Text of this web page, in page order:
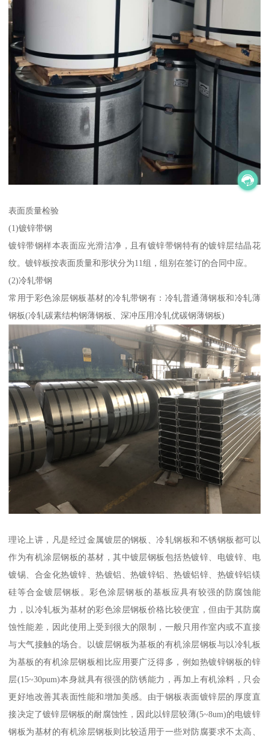
表面质量检验
(1)镀锌带钢
镀锌带钢样本表面应光滑洁净，且有镀锌带钢特有的镀锌层结晶花
纹。镀锌板按表面质量和形状分为11组，组别在签订的合同中应。
(2)冷轧带钢
常用于彩色涂层钢板基材的冷轧带钢有：冷轧普通薄钢板和冷轧薄
钢板(冷轧碳素结构钢薄钢板、深冲压用冷轧优碳钢薄钢板)
理论上讲，凡是经过金属镀层的钢板、冷轧钢板和不锈钢板都可以
作为有机涂层钢板的基材，其中镀层钢板包括热镀锌、电镀锌、电
镀锡、合金化热镀锌、热镀铝、热镀锌铝、热镀铝锌、热镀锌铝镁
硅等合金镀层钢板。彩色涂层钢板的基板应具有较强的防腐蚀能
力，以冷轧板为基材的彩色涂层钢板价格比较便宜，但由于其防腐
蚀性能差，因此使用上受到很大的限制，一般只用作室内或不直接
与大气接触的场合。以镀层钢板为基板的有机涂层钢板与以冷轧板
为基板的有机涂层钢板相比应用要广泛得多，例如热镀锌钢板的锌
层(15~30pum)本身就具有很强的防锈能力，再加上有机涂料，只会
更好地改善其表面性能和增加美感。由于钢板表面镀锌层的厚度直
接决定了镀锌层钢板的耐腐蚀性，因此以锌层较薄(5~8um)的电镀锌
钢板为基材的有机涂层钢板则比较适用于一些对防腐要求不太高、